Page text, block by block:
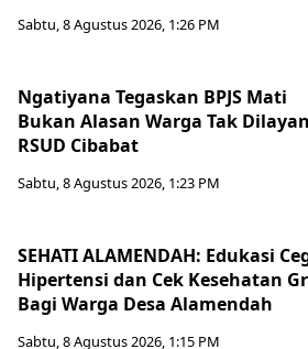
Sabtu, 8 Agustus 2026, 1:26 PM
Ngatiyana Tegaskan BPJS Mati
Bukan Alasan Warga Tak
RSUD Cibabat
Sabtu, 8 Agustus 2026, 1:23 PM
SEHATI ALAMENDAH: Edukasi
Hipertensi dan Cek Kesehatan
Bagi Warga Desa Alamendah
Sabtu, 8 Agustus 2026, 1:15 PM